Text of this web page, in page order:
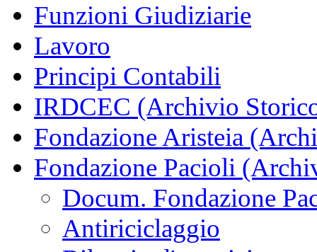
Funzioni Giudiziarie
Lavoro
Principi Contabili
IRDCEC (Archivio
Fondazione Aristeia
Fondazione Pacioli
Docum. Fondazione
Antiriciclaggio